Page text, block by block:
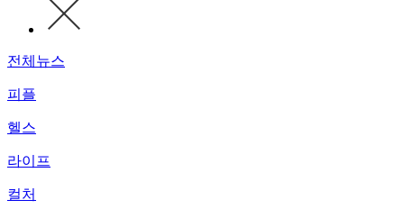
전체뉴스
피플
헬스
라이프
컬처